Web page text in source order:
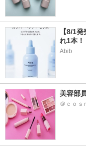
【8/1
れ1本！
Abib
美容部
＠ｃｏｓ